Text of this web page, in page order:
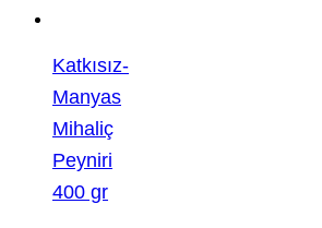
Katkısız-
Manyas
Mihaliç
Peyniri
400 gr